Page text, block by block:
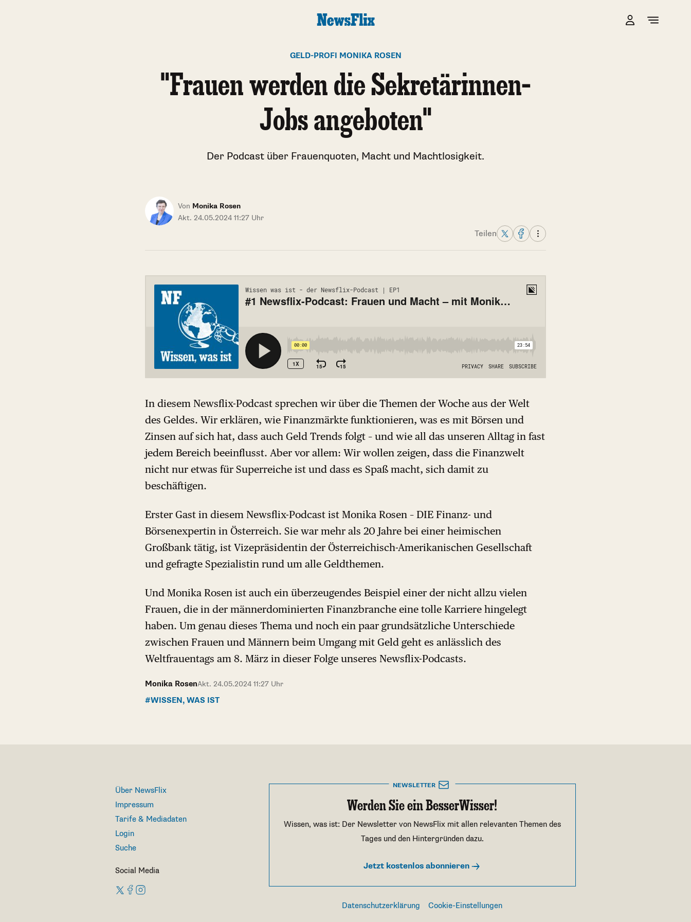
GELD-PROFI MONIKA ROSEN
"Frauen werden die Sekretärinnen-
Jobs angeboten"
Der Podcast über Frauenquoten, Macht und Machtlosigkeit.
Von Monika Rosen
Akt. 24.05.2024 11:27 Uhr
Teilen
In diesem Newsflix-Podcast sprechen wir über die Themen der Woche aus der Welt
des Geldes. Wir erklären, wie Finanzmärkte funktionieren, was es mit Börsen und
Zinsen auf sich hat, dass auch Geld Trends folgt – und wie all das unseren Alltag in fast
jedem Bereich beeinflusst. Aber vor allem: Wir wollen zeigen, dass die Finanzwelt
nicht nur etwas für Superreiche ist und dass es Spaß macht, sich damit zu
beschäftigen.
Erster Gast in diesem Newsflix-Podcast ist Monika Rosen – DIE Finanz- und
Börsenexpertin in Österreich. Sie war mehr als 20 Jahre bei einer heimischen
Großbank tätig, ist Vizepräsidentin der Österreichisch-Amerikanischen Gesellschaft
und gefragte Spezialistin rund um alle Geldthemen.
Und Monika Rosen ist auch ein überzeugendes Beispiel einer der nicht allzu vielen
Frauen, die in der männerdominierten Finanzbranche eine tolle Karriere hingelegt
haben. Um genau dieses Thema und noch ein paar grundsätzliche Unterschiede
zwischen Frauen und Männern beim Umgang mit Geld geht es anlässlich des
Weltfrauentags am 8. März in dieser Folge unseres Newsflix-Podcasts.
Monika RosenAkt. 24.05.2024 11:27 Uhr
#WISSEN, WAS IST
Über NewsFlix
Impressum
Tarife & Mediadaten
Login
Suche
Social Media
NEWSLETTER
Werden Sie ein BesserWisser!
Wissen, was ist: Der Newsletter von NewsFlix mit allen relevanten Themen des
Tages und den Hintergründen dazu.
Jetzt kostenlos abonnieren
Datenschutzerklärung Cookie-Einstellungen